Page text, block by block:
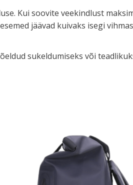
Kui soovite veekindlust
jäävad kuivaks isegi
sukeldumiseks või